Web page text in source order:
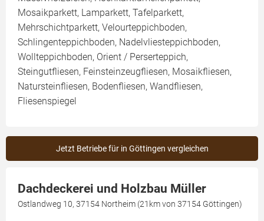
Mosaikparkett, Lamparkett, Tafelparkett,
Mehrschichtparkett, Velourteppichboden,
Schlingenteppichboden, Nadelvliesteppichboden,
Wollteppichboden, Orient / Perserteppich,
Steingutfliesen, Feinsteinzeugfliesen, Mosaikfliesen,
Natursteinfliesen, Bodenfliesen, Wandfliesen,
Fliesenspiegel
Jetzt Betriebe für in Göttingen vergleichen
Dachdeckerei und Holzbau Müller
Ostlandweg 10, 37154 Northeim (21km von 37154 Göttingen)